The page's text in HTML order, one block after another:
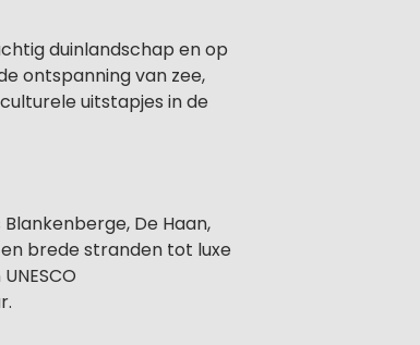
duinlandschap en op
ontspanning van zee,
uitstapjes in de
De Haan,
brede stranden tot luxe